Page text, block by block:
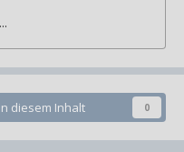
diesem Inhalt 0